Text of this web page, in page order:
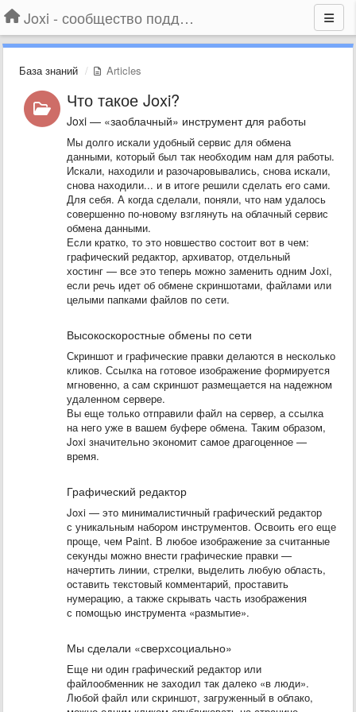
Joxi - сообщество поддержки
База знаний Articles
Что такое Joxi?
Joxi — «заоблачный» инструмент для работы
Мы долго искали удобный сервис для обмена
данными, который был так необходим нам для работы.
Искали, находили и разочаровывались, снова искали,
снова находили... и в итоге решили сделать его сами.
Для себя. А когда сделали, поняли, что нам удалось
совершенно по-новому взглянуть на облачный сервис
обмена данными.
Если кратко, то это новшество состоит вот в чем:
графический редактор, архиватор, отдельный
хостинг — все это теперь можно заменить одним Joxi,
если речь идет об обмене скриншотами, файлами или
целыми папками файлов по сети.
Высокоскоростные обмены по сети
Скриншот и графические правки делаются в несколько
кликов. Ссылка на готовое изображение формируется
мгновенно, а сам скриншот размещается на надежном
удаленном сервере.
Вы еще только отправили файл на сервер, а ссылка
на него уже в вашем буфере обмена. Таким образом,
Joxi значительно экономит самое драгоценное —
время.
Графический редактор
Joxi — это минималистичный графический редактор
с уникальным набором инструментов. Освоить его еще
проще, чем Paint. В любое изображение за считанные
секунды можно внести графические правки —
начертить линии, стрелки, выделить любую область,
оставить текстовый комментарий, проставить
нумерацию, а также скрывать часть изображения
с помощью инструмента «размытие».
Мы сделали «сверхсоциально»
Еще ни один графический редактор или
файлообменник не заходил так далеко «в люди».
Любой файл или скриншот, загруженный в облако,